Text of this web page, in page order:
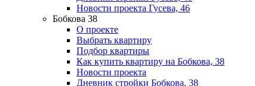
Новости проекта Гусева, 46
Бобкова 38
О проекте
Выбрать квартиру
Подбор квартиры
Как купить квартиру на Бобкова, 38
Новости проекта
Дневник стройки Бобкова, 38